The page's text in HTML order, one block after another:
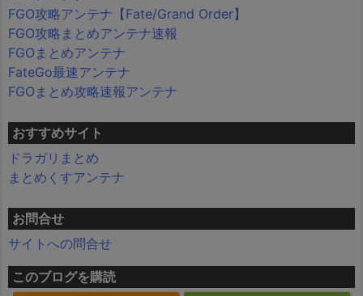
FGO攻略アンテナ【Fate/Grand Order】
FGO攻略まとめアンテナ速報
FGOまとめアンテナ
FateGo最速アンテナ
FGOまとめ攻略速報アンテナ
おすすめサイト
ドラガリまとめ
まとめくすアンテナ
お問合せ
サイトへの問合せ
このブログを購読